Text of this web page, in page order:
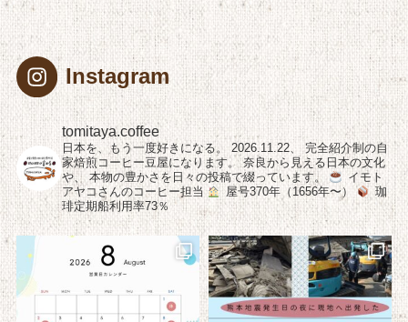
Instagram
tomitaya.coffee
日本を、もう一度好きになる。 2026.11.22、 完全紹介制の自
家焙煎コーヒー豆屋になります。 奈良から見える日本の文化
や、 本物の豊かさを日々の投稿で綴っています。
イモト
アヤコさんのコーヒー担当
屋号370年（1656年〜）
珈
琲定期船利用率73％